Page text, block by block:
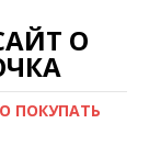
О
ПОКУПАТЬ